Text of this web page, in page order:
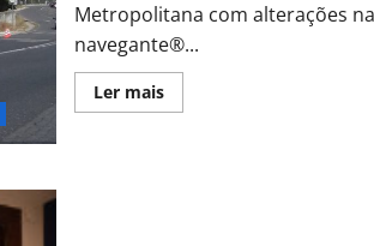
Metropolitana com alterações
navegante®...
Ler maisLeia
mais